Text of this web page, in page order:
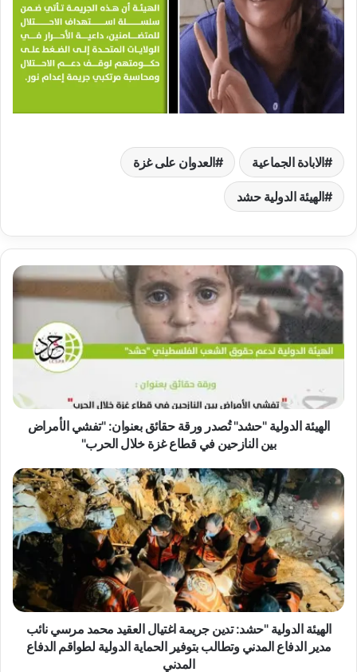
الابادة الجماعية العدوان على غزة
الهيئة الدولية حشد
ا
ل
ه
ي
ئ
ة
ة
"
ح
ش
د
"
تُ
ص
د
الهيئة الدولية "حشد" تُصدر ورقة حقائق بعنوان: "تفشي الأمراض
بين النازحين في قطاع غزة خلال الحرب"
ا
ل
ه
ي
ئ
ة
ا
ل
د
الهيئة الدولية "حشد: تدين جريمة اغتيال العقيد محمد مرسي نائب
مدير الدفاع المدني وتطالب بتوفير الحماية الدولية لطواقم الدفاع
المدني